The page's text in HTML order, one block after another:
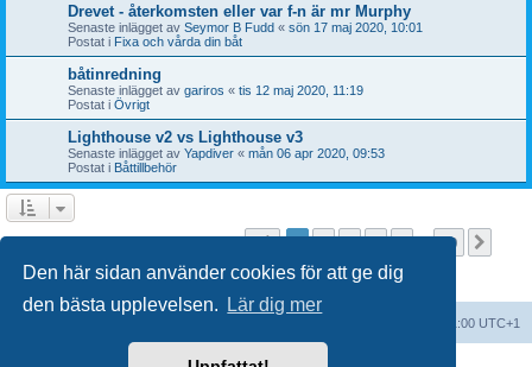
Den här sidan använder cookies för att ge dig
den bästa upplevelsen.
Lär dig mer
Drevet - återkomsten eller var f-n är mr Murphy
Senaste inlägget av Seymor B Fudd « sön 17 maj 2020, 10:01
Postat i Fixa och vårda din båt
båtinredning
Senaste inlägget av gariros « tis 12 maj 2020, 11:19
Postat i Övrigt
Lighthouse v2 vs Lighthouse v3
Senaste inlägget av Yapdiver « mån 06 apr 2020, 09:53
Postat i Båttillbehör
Sökningen fann fler än 1000 träffar Sida1av20
1 2 3 4 5 20
Alla tidsangivelser är UTC+01:00 UTC+1